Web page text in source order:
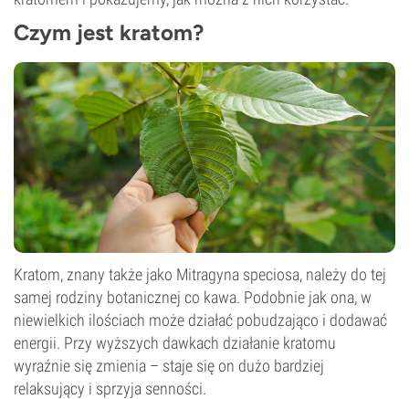
Czym jest kratom?
Kratom, znany także jako Mitragyna speciosa, należy do tej
samej rodziny botanicznej co kawa. Podobnie jak ona, w
niewielkich ilościach może działać pobudzająco i dodawać
energii. Przy wyższych dawkach działanie kratomu
wyraźnie się zmienia – staje się on dużo bardziej
relaksujący i sprzyja senności.